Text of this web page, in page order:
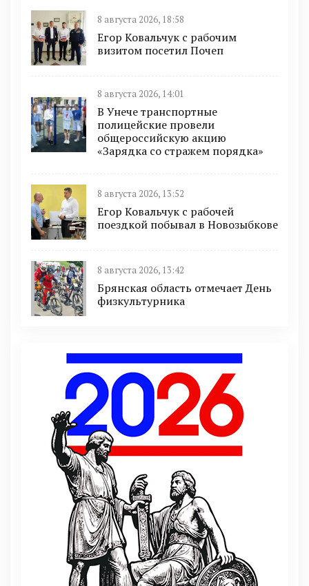
8 августа 2026, 18:58
Егор Ковальчук с рабочим
визитом посетил Почеп
8 августа 2026, 14:01
В Унече транспортные
полицейские провели
общероссийскую акцию
«Зарядка со стражем порядка»
8 августа 2026, 13:52
Егор Ковальчук с рабочей
поездкой побывал в Новозыбкове
8 августа 2026, 13:42
Брянская область отмечает День
физкультурника